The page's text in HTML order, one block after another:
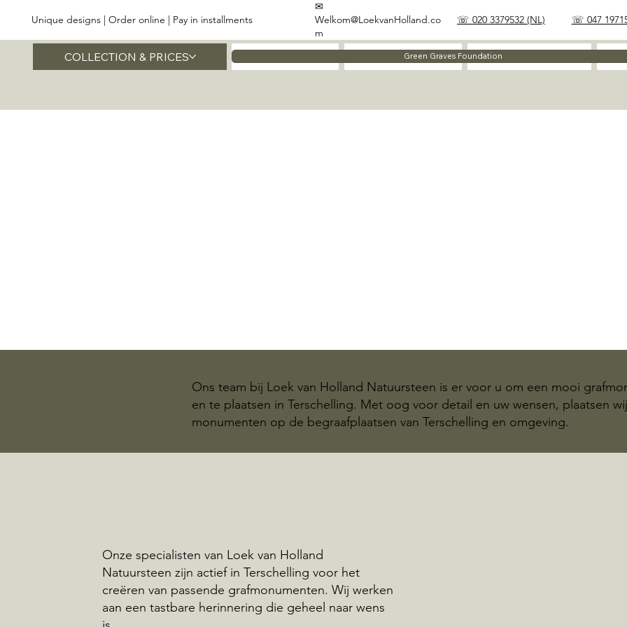
Unique designs | Order online | Pay in installments ☏ 020 3379532 (NL) ☏ 047
✉
Welkom@LoekvanHolland.co
m
COLLECTION & PRICES Method
Green Graves Foundation
Ons team bij Loek van Holland Natuursteen is er voor u om een mooi
en te plaatsen in Terschelling. Met oog voor detail en uw wensen, plaatsen
monumenten op de begraafplaatsen van Terschelling en omgeving.
Onze specialisten van Loek van Holland
Natuursteen zijn actief in Terschelling voor het
creëren van passende grafmonumenten. Wij werken
aan een tastbare herinnering die geheel naar wens